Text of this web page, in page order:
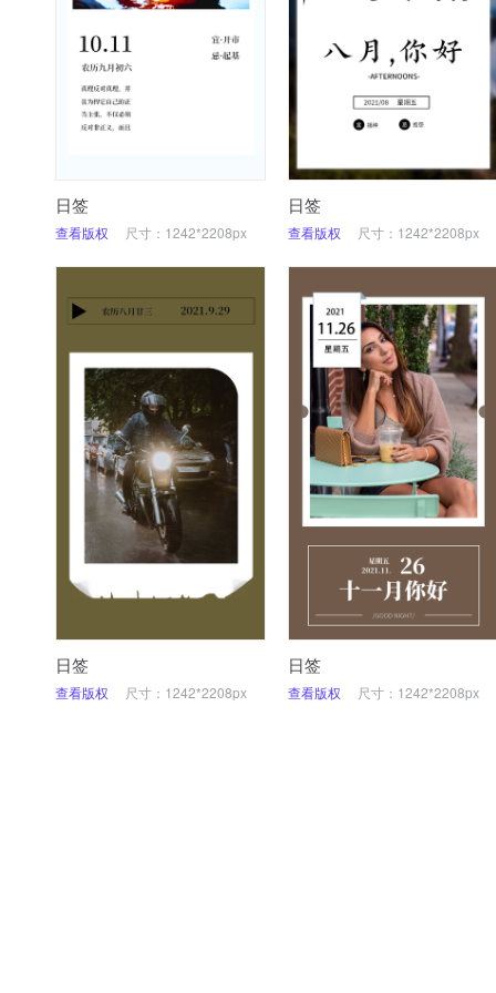
日签
查看版权 尺寸：1242*2208px
日签
查看版权 尺寸：1242*2208px
日签
查看版权 尺寸：1242*2208px
日签
查看版权 尺寸：1242*2208px